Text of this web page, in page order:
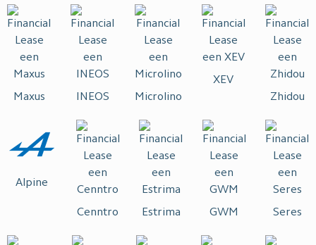
Maxus INEOS Microlino
XEV
Zhidou
Alpine
Cenntro Estrima GWM Seres